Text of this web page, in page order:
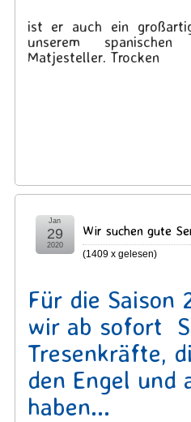
ist er auch ein
unserem
Matjesteller. Trocken
Wir suchen gute
(1409 x gelesen)
Jan
29
2020
Für die Saison
wir ab sofort
Tresenkräfte,
den Engel und
haben...